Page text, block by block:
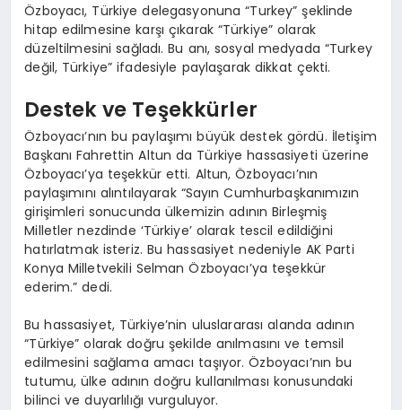
Özboyacı, Türkiye delegasyonuna “Turkey” şeklinde
hitap edilmesine karşı çıkarak “Türkiye” olarak
düzeltilmesini sağladı. Bu anı, sosyal medyada “Turkey
değil, Türkiye” ifadesiyle paylaşarak dikkat çekti.
Destek ve Teşekkürler
Özboyacı’nın bu paylaşımı büyük destek gördü. İletişim
Başkanı Fahrettin Altun da Türkiye hassasiyeti üzerine
Özboyacı’ya teşekkür etti. Altun, Özboyacı’nın
paylaşımını alıntılayarak “Sayın Cumhurbaşkanımızın
girişimleri sonucunda ülkemizin adının Birleşmiş
Milletler nezdinde ‘Türkiye’ olarak tescil edildiğini
hatırlatmak isteriz. Bu hassasiyet nedeniyle AK Parti
Konya Milletvekili Selman Özboyacı’ya teşekkür
ederim.” dedi.
Bu hassasiyet, Türkiye’nin uluslararası alanda adının
“Türkiye” olarak doğru şekilde anılmasını ve temsil
edilmesini sağlama amacı taşıyor. Özboyacı’nın bu
tutumu, ülke adının doğru kullanılması konusundaki
bilinci ve duyarlılığı vurguluyor.